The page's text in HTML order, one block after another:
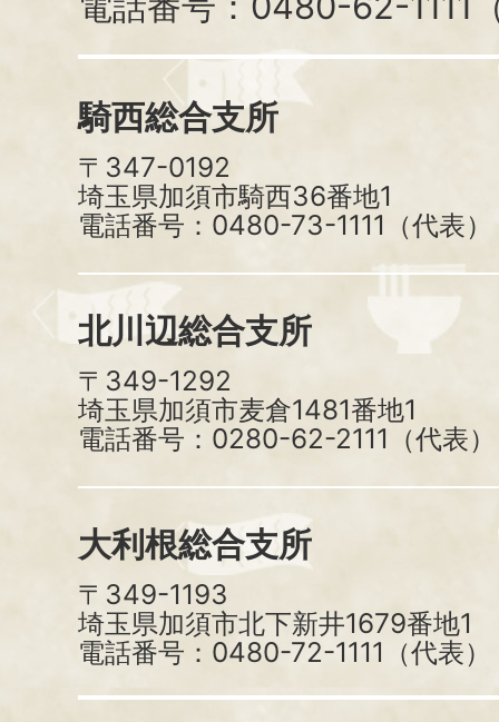
騎西総合支所
〒347-0192
埼玉県加須市騎西36番地1
電話番号：0480-73-1111（代表）
北川辺総合支所
〒349-1292
埼玉県加須市麦倉1481番地1
電話番号：0280-62-2111（代表）
大利根総合支所
〒349-1193
埼玉県加須市北下新井1679番地1
電話番号：0480-72-1111（代表）